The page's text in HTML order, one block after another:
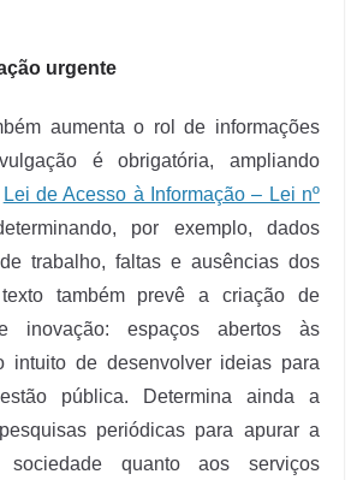
urgente
aumenta o rol de informações
é obrigatória, ampliando
Lei de Acesso à Informação – Lei nº
por exemplo, dados
trabalho, faltas e ausências dos
também prevê a criação de
inovação: espaços abertos às
intuito de desenvolver ideias para
pública. Determina ainda a
periódicas para apurar a
sociedade quanto aos serviços